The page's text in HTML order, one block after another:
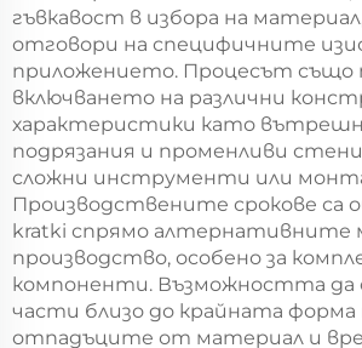
гъвкавост в избора на материал,
отговори на специфичните
приложението. Процесът също
включването на различни
характеристики като
подрязания и променливи
сложни инструменти или
Производствените срокове са
kratki спрямо алтернативните
производство, особено за
компоненти. Възможността да
части близо до крайната форма
отпадъците от материал и